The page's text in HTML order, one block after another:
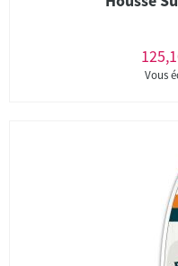
Vous